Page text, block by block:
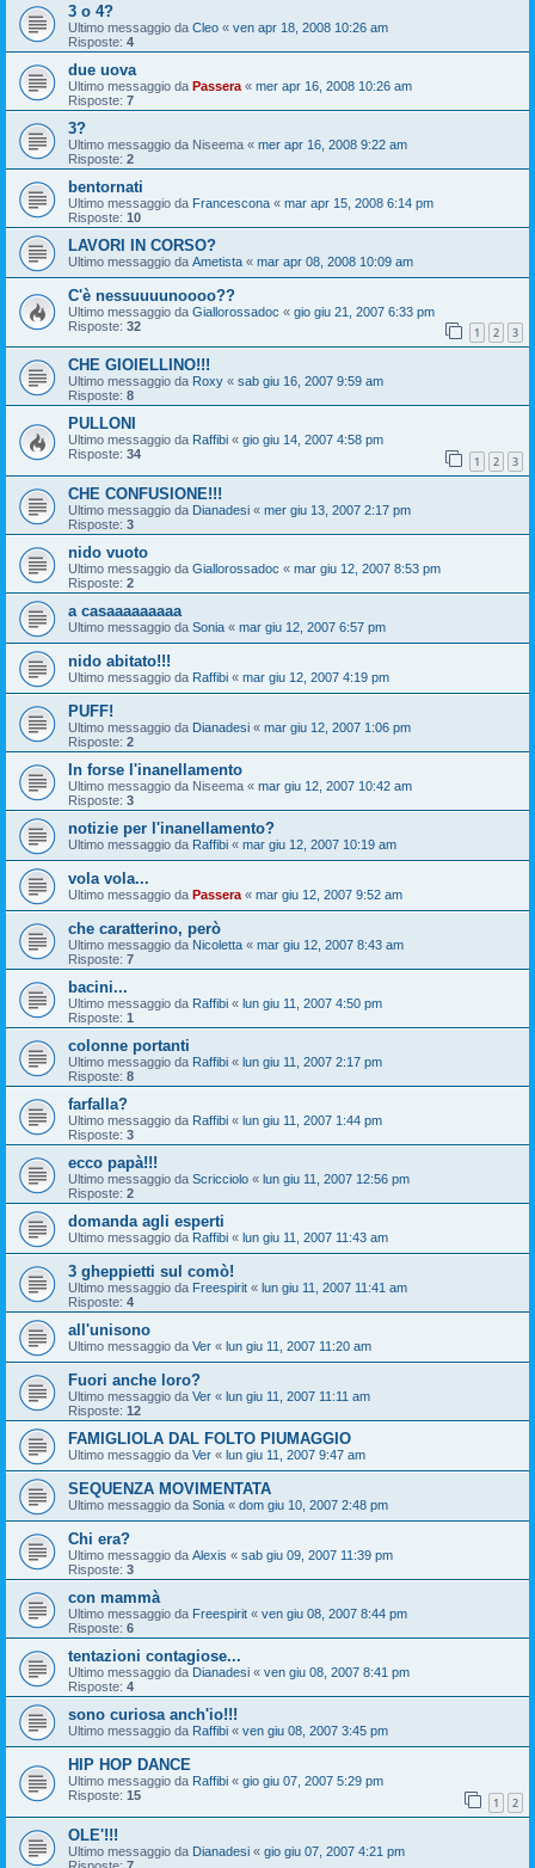
3 o 4?
Ultimo messaggio da Cleo « ven apr 18, 2008 10:26 am
Risposte: 4
due uova
Ultimo messaggio da Passera « mer apr 16, 2008 10:26 am
Risposte: 7
3?
Ultimo messaggio da Niseema « mer apr 16, 2008 9:22 am
Risposte: 2
bentornati
Ultimo messaggio da Francescona « mar apr 15, 2008 6:14 pm
Risposte: 10
LAVORI IN CORSO?
Ultimo messaggio da Ametista « mar apr 08, 2008 10:09 am
C'è nessuuuunoooo??
Ultimo messaggio da Giallorossadoc « gio giu 21, 2007 6:33 pm
Risposte: 32 1 2 3
CHE GIOIELLINO!!!
Ultimo messaggio da Roxy « sab giu 16, 2007 9:59 am
Risposte: 8
PULLONI
Ultimo messaggio da Raffibi « gio giu 14, 2007 4:58 pm
Risposte: 34 1 2 3
CHE CONFUSIONE!!!
Ultimo messaggio da Dianadesi « mer giu 13, 2007 2:17 pm
Risposte: 3
nido vuoto
Ultimo messaggio da Giallorossadoc « mar giu 12, 2007 8:53 pm
Risposte: 2
a casaaaaaaaaa
Ultimo messaggio da Sonia « mar giu 12, 2007 6:57 pm
nido abitato!!!
Ultimo messaggio da Raffibi « mar giu 12, 2007 4:19 pm
PUFF!
Ultimo messaggio da Dianadesi « mar giu 12, 2007 1:06 pm
Risposte: 2
In forse l'inanellamento
Ultimo messaggio da Niseema « mar giu 12, 2007 10:42 am
Risposte: 3
notizie per l'inanellamento?
Ultimo messaggio da Raffibi « mar giu 12, 2007 10:19 am
vola vola...
Ultimo messaggio da Passera « mar giu 12, 2007 9:52 am
che caratterino, però
Ultimo messaggio da Nicoletta « mar giu 12, 2007 8:43 am
Risposte: 7
bacini...
Ultimo messaggio da Raffibi « lun giu 11, 2007 4:50 pm
Risposte: 1
colonne portanti
Ultimo messaggio da Raffibi « lun giu 11, 2007 2:17 pm
Risposte: 8
farfalla?
Ultimo messaggio da Raffibi « lun giu 11, 2007 1:44 pm
Risposte: 3
ecco papà!!!
Ultimo messaggio da Scricciolo « lun giu 11, 2007 12:56 pm
Risposte: 2
domanda agli esperti
Ultimo messaggio da Raffibi « lun giu 11, 2007 11:43 am
3 gheppietti sul comò!
Ultimo messaggio da Freespirit « lun giu 11, 2007 11:41 am
Risposte: 4
all'unisono
Ultimo messaggio da Ver « lun giu 11, 2007 11:20 am
Fuori anche loro?
Ultimo messaggio da Ver « lun giu 11, 2007 11:11 am
Risposte: 12
FAMIGLIOLA DAL FOLTO PIUMAGGIO
Ultimo messaggio da Ver « lun giu 11, 2007 9:47 am
SEQUENZA MOVIMENTATA
Ultimo messaggio da Sonia « dom giu 10, 2007 2:48 pm
Chi era?
Ultimo messaggio da Alexis « sab giu 09, 2007 11:39 pm
Risposte: 3
con mammà
Ultimo messaggio da Freespirit « ven giu 08, 2007 8:44 pm
Risposte: 6
tentazioni contagiose...
Ultimo messaggio da Dianadesi « ven giu 08, 2007 8:41 pm
Risposte: 4
sono curiosa anch'io!!!
Ultimo messaggio da Raffibi « ven giu 08, 2007 3:45 pm
HIP HOP DANCE
Ultimo messaggio da Raffibi « gio giu 07, 2007 5:29 pm
Risposte: 15 1 2
OLE'!!!
Ultimo messaggio da Dianadesi « gio giu 07, 2007 4:21 pm